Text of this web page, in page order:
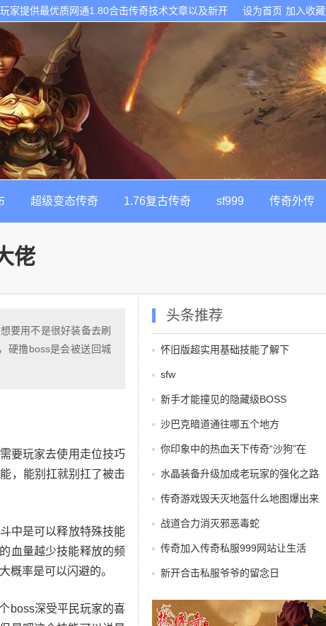
设为首页 加入收藏
家提供最优质网通1.80合击传奇技术文章以及新开
!
超级变态传奇 1.76复古传奇 sf999 传奇外传
佬
要用不是很好装备去刷
硬撸boss是会被送回城
要玩家去使用走位技巧
，能别扛就别扛了被击
中是可以释放特殊技能
血量越少技能释放的频
概率是可以闪避的。
boss深受平民玩家的喜
头条推荐
怀旧版超实用基础技能了解下
sfw
新手才能撞见的隐藏级BOSS
沙巴克暗道通往哪五个地方
你印象中的热血天下传奇“沙狗”在
水晶装备升级加成老玩家的强化之路
传奇游戏毁天灭地盔什么地图爆出来
战道合力消灭邪恶毒蛇
传奇加入传奇私服999网站让生活
新开合击私服爷爷的留念日